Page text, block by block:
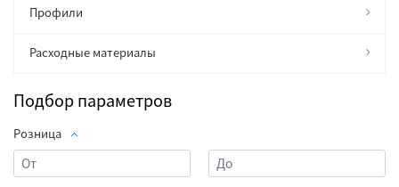
Профили
Расходные материалы
Подбор параметров
Розница